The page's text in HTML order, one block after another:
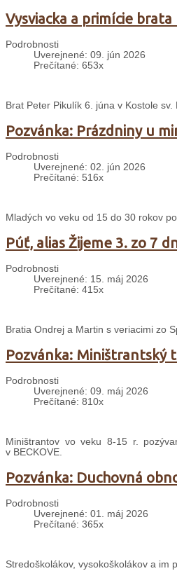
Vysviacka a primície brata
Podrobnosti
Uverejnené: 09. jún 2026
Prečítané: 653x
Brat Peter Pikulík 6. júna v Kostole
Pozvánka: Prázdniny u
Podrobnosti
Uverejnené: 02. jún 2026
Prečítané: 516x
Mladých vo veku od 15 do 30 rokov
Púť, alias Žijeme 3. zo 7
Podrobnosti
Uverejnené: 15. máj 2026
Prečítané: 415x
Bratia Ondrej a Martin s veriacimi zo
Pozvánka: Miništrantský
Podrobnosti
Uverejnené: 09. máj 2026
Prečítané: 810x
Miništrantov vo veku 8-15 r.
v BECKOVE.
Pozvánka: Duchovná
Podrobnosti
Uverejnené: 01. máj 2026
Prečítané: 365x
Stredoškolákov, vysokoškolákov a im